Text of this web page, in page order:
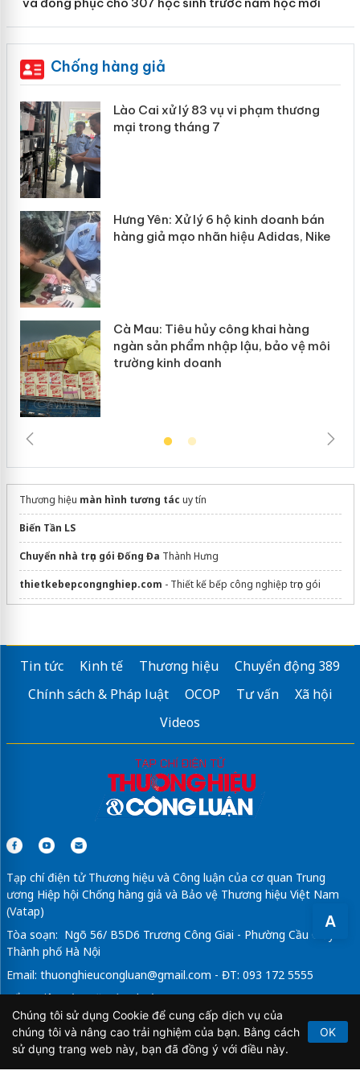
A
Chống hàng giả
Lào Cai xử lý 83 vụ vi phạm thương
mại trong tháng 7
Hưng Yên: Xử lý 6 hộ kinh doanh bán
hàng giả mạo nhãn hiệu Adidas, Nike
Cà Mau: Tiêu hủy công khai hàng
ngàn sản phẩm nhập lậu, bảo vệ môi
trường kinh doanh
Thương hiệu màn hình tương tác uy tín
Biến Tần LS
Chuyển nhà trọn gói Đống Đa Thành Hưng
thietkebepcongnghiep.com - Thiết kế bếp công nghiệp trọn gói
lắp đặt điện nhà thông minhLumi
Siêu Thị Cầm Tay
Tin tức Kinh tế Thương hiệu
Chuyển động 389
Chính sách & Pháp luật
OCOP Tư vấn
Xã hội
Videos
Tạp chí điện tử Thương hiệu và Công luận của cơ quan Trung
ương Hiệp hội Chống hàng giả và Bảo vệ Thương hiệu Việt Nam
(Vatap)
Tòa soạn: Ngõ 56/ B5D6 Trương Công Giai - Phường Cầu Giấy -
Thành phố Hà Nội
Email: thuonghieucongluan@gmail.com - ĐT: 093 172 5555
Tổng Biên Tập: Vũ Đức Thuận
Giấy phép hoạt động báo chí điện tử số 64/GP-BTTTT do Bộ
Thông tin và Truyền thông cấp ngày 21/2/2020.
Chúng tôi sử dụng Cookie để cung cấp dịch vụ của
chúng tôi và nâng cao trải nghiệm của bạn. Bằng cách
sử dụng trang web này, bạn đã đồng ý với điều này.
OK